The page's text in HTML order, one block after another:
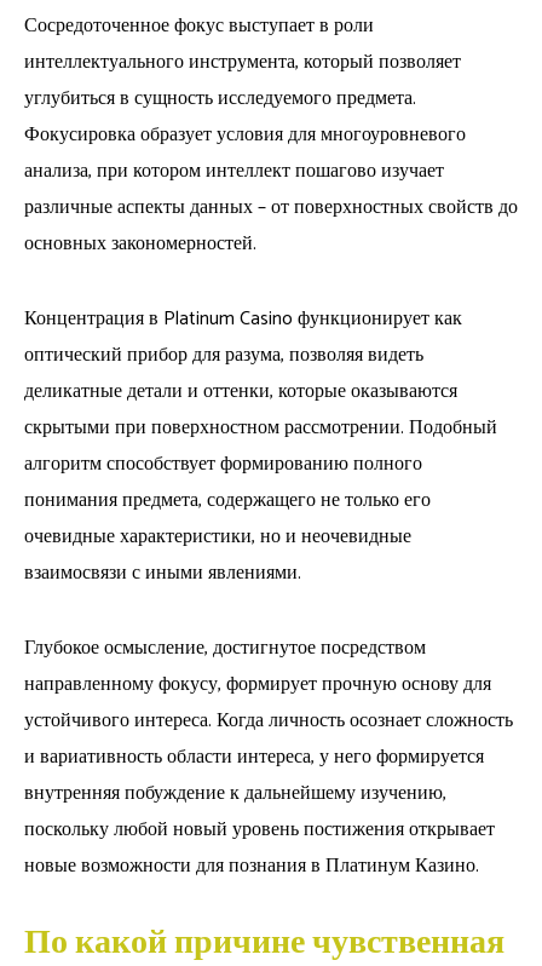
Сосредоточенное фокус выступает в роли
интеллектуального инструмента, который позволяет
углубиться в сущность исследуемого предмета.
Фокусировка образует условия для многоуровневого
анализа, при котором интеллект пошагово изучает
различные аспекты данных – от поверхностных свойств до
основных закономерностей.
Концентрация в Platinum Casino функционирует как
оптический прибор для разума, позволяя видеть
деликатные детали и оттенки, которые оказываются
скрытыми при поверхностном рассмотрении. Подобный
алгоритм способствует формированию полного
понимания предмета, содержащего не только его
очевидные характеристики, но и неочевидные
взаимосвязи с иными явлениями.
Глубокое осмысление, достигнутое посредством
направленному фокусу, формирует прочную основу для
устойчивого интереса. Когда личность осознает сложность
и вариативность области интереса, у него формируется
внутренняя побуждение к дальнейшему изучению,
поскольку любой новый уровень постижения открывает
новые возможности для познания в Платинум Казино.
По какой причине чувственная